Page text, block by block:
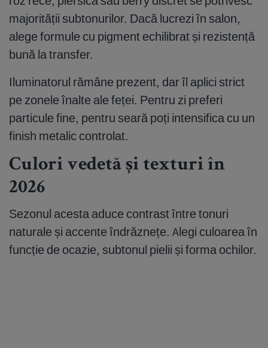
majorității subtonurilor. Dacă lucrezi în salon,
alege formule cu pigment echilibrat și rezistență
bună la transfer.
Iluminatorul rămâne prezent, dar îl aplici strict
pe zonele înalte ale feței. Pentru zi preferi
particule fine, pentru seară poți intensifica cu un
finish metalic controlat.
Culori vedetă și texturi în
2026
Sezonul acesta aduce contrast între tonuri
naturale și accente îndrăznețe. Alegi culoarea în
funcție de ocazie, subtonul pielii și forma ochilor.